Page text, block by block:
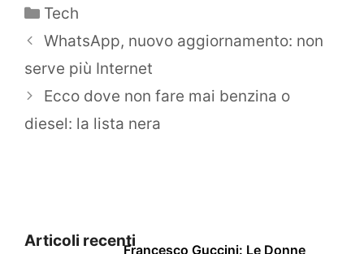
Categorie
Tech
WhatsApp, nuovo aggiornamento: non
serve più Internet
Ecco dove non fare mai benzina o
diesel: la lista nera
Articoli recentiFrancesco Guccini: Le Donne